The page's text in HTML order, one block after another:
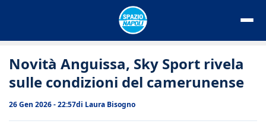
Novità Anguissa, Sky Sport rivela
sulle condizioni del camerunense
26 Gen 2026 - 22:57di Laura Bisogno